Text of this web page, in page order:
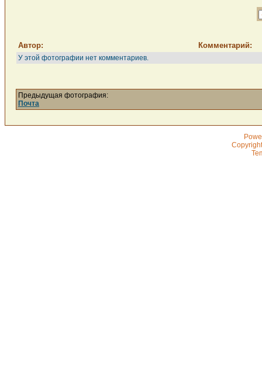
Автор: Комментарий:
У этой фотографии нет комментариев.
Предыдущая фотография:
Почта